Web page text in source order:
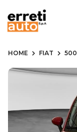
HOME FIAT 500